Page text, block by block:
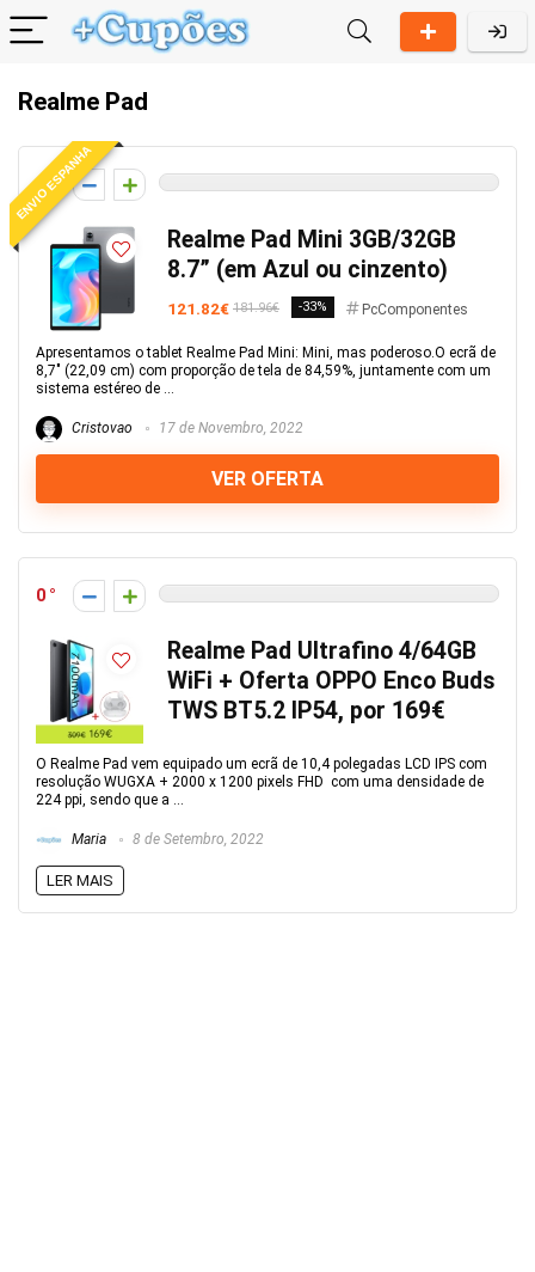
Realme Pad
ENVIO ESPANHA
0
Realme Pad Mini 3GB/32GB
8.7” (em Azul ou cinzento)
121.82€ 181.96€ -33% PcComponentes
Apresentamos o tablet Realme Pad Mini: Mini, mas poderoso.O ecrã de
8,7" (22,09 cm) com proporção de tela de 84,59%, juntamente com um
sistema estéreo de ...
Cristovao 17 de Novembro, 2022
VER OFERTA
0
Realme Pad Ultrafino 4/64GB
WiFi + Oferta OPPO Enco Buds
TWS BT5.2 IP54, por 169€
O Realme Pad vem equipado um ecrã de 10,4 polegadas LCD IPS com
resolução WUGXA + 2000 x 1200 pixels FHD com uma densidade de
224 ppi, sendo que a ...
Maria 8 de Setembro, 2022
LER MAIS